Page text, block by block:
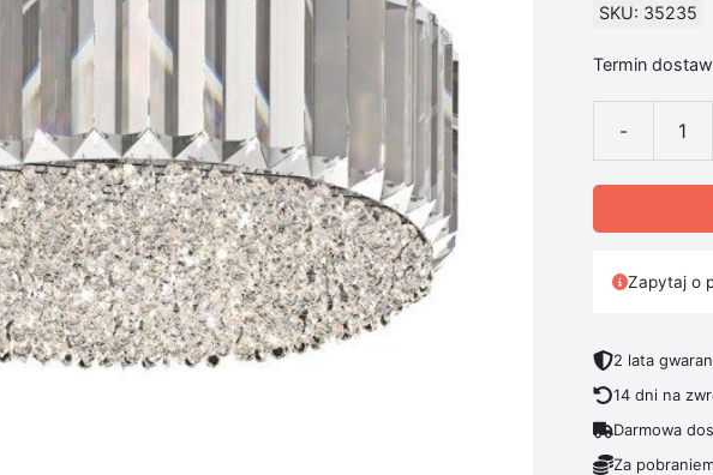
SKU: 35235
Termin
-
ilość
Zapytaj o
2 lata
14 dni na
Darmowa
Za